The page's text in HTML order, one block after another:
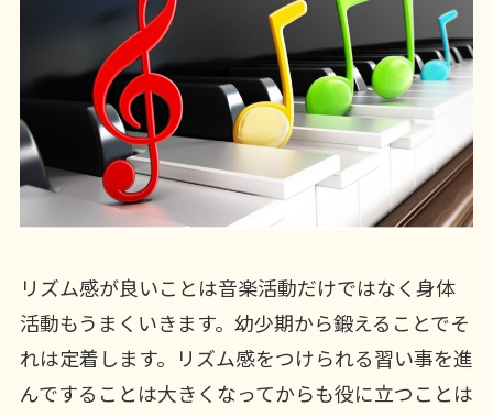
リズム感が良いことは音楽活動だけではなく身体
活動もうまくいきます。幼少期から鍛えることでそ
れは定着します。リズム感をつけられる習い事を進
んですることは大きくなってからも役に立つことは